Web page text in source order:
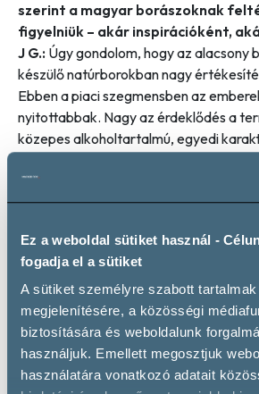
Ez a weboldal sütiket használ -
fogadja el a sütiket
A sütiket személyre szabott
megjelenítésére, a közösségi
biztosítására és weboldalunk
használjuk. Emellett megosztjuk
használatára vonatkozó adatait
szerint a magyar borászoknak
figyelniük – akár inspirációként,
J G.: Úgy gondolom, hogy az alacsony
készülő natúrborokban nagy
Ebben a piaci szegmensben az
nyitottabbak. Nagy az érdeklődés a
közepes alkoholtartalmú, egyedi
keresnivalója. A termelőknek
hogy melyik értékesítési csatornát
támasztott követelményeknek. A
a címkézést is, nagyon oda kell figyelni,
exportpiacra akar betörni, és ez azért
legnehezebben megoldható dolgok